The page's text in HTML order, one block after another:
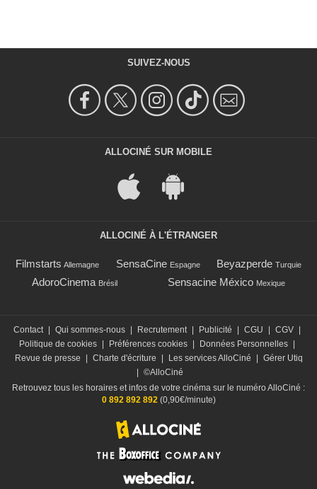
SUIVEZ-NOUS
ALLOCINÉ SUR MOBILE
ALLOCINÉ À L'ÉTRANGER
Filmstarts Allemagne SensaCine Espagne Beyazperde Turquie
AdoroCinema Brésil Sensacine México Mexique
Contact | Qui sommes-nous | Recrutement | Publicité | CGU | CGV |
Politique de cookies | Préférences cookies | Données Personnelles |
Revue de presse
| Charte d'écriture | Les services AlloCiné | Gérer Utiq
| ©AlloCiné
Retrouvez tous les horaires et infos de votre cinéma sur le numéro AlloCiné :
0 892 892 892 (0,90€/minute)